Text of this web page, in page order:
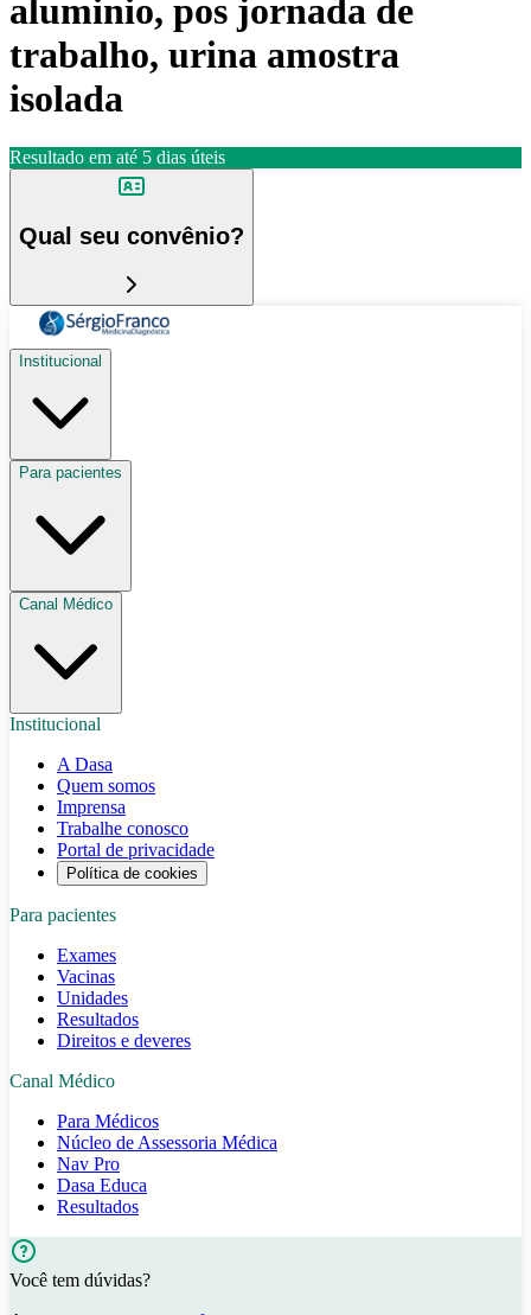
aluminio, pos jornada de
trabalho, urina amostra
isolada
Resultado em até 5 dias úteis
Qual seu convênio?
Institucional
Para pacientes
Canal Médico
Institucional
A Dasa
Quem somos
Imprensa
Trabalhe conosco
Portal de privacidade
Política de cookies
Para pacientes
Exames
Vacinas
Unidades
Resultados
Direitos e deveres
Canal Médico
Para Médicos
Núcleo de Assessoria Médica
Nav Pro
Dasa Educa
Resultados
Você tem dúvidas?